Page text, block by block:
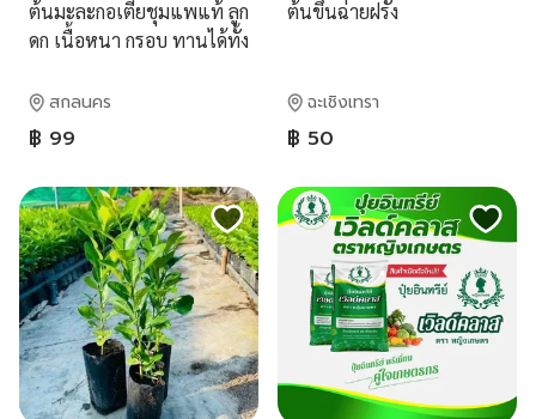
ต้นมะละกอเตี้ยชุมแพแท้ ลูก
ดก เนื้อหนา กรอบ ทานได้ทั้ง
สกลนคร
฿ 99
ต้นขึ้นฉ่ายฝรั่ง
ฉะเชิงเทรา
฿ 50